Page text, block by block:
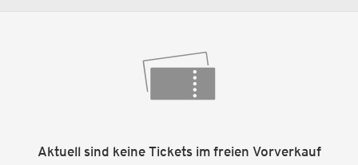
Aktuell sind keine Tickets im freien Vorverkauf